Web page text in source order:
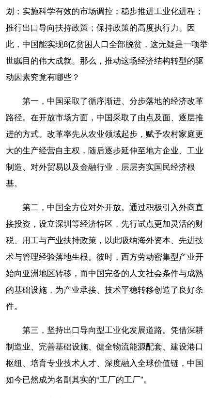
划；实施科学有效的市场调控；稳步推进工业化进程；
推行出口导向扶持政策；保持政策的高度执行力。因
此，中国能实现8亿贫困人口全部脱贫，这无疑是一项举
世瞩目的伟大成就。那么，推动这场经济结构转型的驱
动因素究竟有哪些？
第一，中国采取了循序渐进、分步落地的经济改革
路径。在开放市场方面，中国采取了由点及面、逐层推
进的方式。改革率先从农业领域起步，赋予农村家庭更
大的生产经营自主权，随后逐步延伸至地方企业、工业
制造、对外贸易以及金融行业，层层夯实国民经济根
基。
第二，中国全方位对外开放。通过积极引入外商直
接投资，设立深圳等经济特区，先行试点更加灵活的财
税、用工与产业扶持政策，以此吸纳海外资本、先进技
术与管理经验落地生根。彼时，西方劳动密集型产业开
始向亚洲地区转移，而中国完备的人文社会条件与成熟
的基础设施，为产业承接、技术平稳转移创造了良好条
件。
第三，坚持出口导向型工业化发展道路。凭借深耕
制造业、完善基础设施、健全物流能源配套、建设港口
枢纽、培育专业技术人才、深度融入全球价值链，中国
如今已然成为名副其实的“工厂的工厂”。